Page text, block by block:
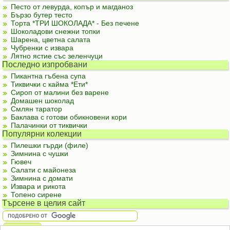
Песто от левурда, копър и магданоз
Бързо бутер тесто
Торта *ТРИ ШОКОЛАДА* - Без печене
Шоколадови снежни топки
Шарена, цветна салата
Чубренки с извара
Лятно ястие със зеленчуци
Последно изпробвани
Пикантна гъбена супа
Тиквички с кайма *Ети*
Сироп от малини без варене
Домашен шоколад
Смлян таратор
Баклава с готови обикновени кори
Палачинки от тиквички
Популярни колекции
Пилешки гърди (филе)
Зимнина с чушки
Гювеч
Салати с майонеза
Зимнина с домати
Извара и рикота
Топено сирене
Търсене в целия сайт